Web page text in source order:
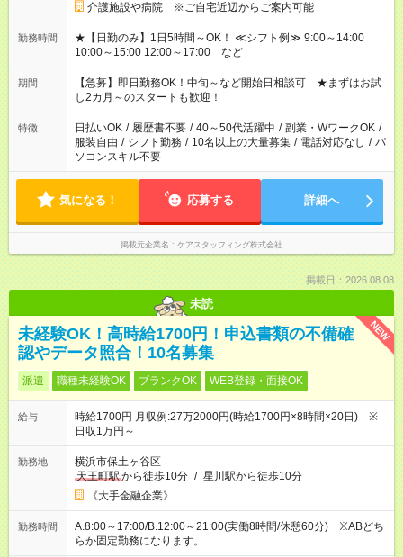
介護施設や病院 ※ご自宅近辺からご案内可能
勤務時間
★【日勤のみ】1日5時間～OK！ ≪シフト例≫ 9:00～14:00
10:00～15:00 12:00～17:00 など
期間
【急募】即日勤務OK！中旬～など開始日相談可 ★まずはお試
し2カ月～のスタートも歓迎！
特徴 日払いOK / 履歴書不要 / 40～50代活躍中 / 副業・WワークOK /
服装自由 / シフト勤務 / 10名以上の大量募集 / 電話対応なし / パ
ソコンスキル不要
気になる！ 応募する 詳細へ
掲載元企業名 ケアスタッフィング株式会社
掲載日：2026.08.08
未読
NEW
未経験OK！高時給1700円！申込書類の不備確
認やデータ照合！10名募集
派遣 職種未経験OK ブランクOK WEB登録・面接OK
給与
時給1700円 月収例:27万2000円(時給1700円×8時間×20日) ※
日収1万円～
勤務地
横浜市保土ヶ谷区
天王町駅から徒歩10分 / 星川駅から徒歩10分
《大手金融企業》
勤務時間
A.8:00～17:00/B.12:00～21:00(実働8時間/休憩60分) ※ABどち
らか固定勤務になります。